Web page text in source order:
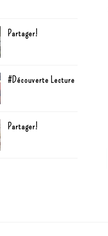
Partager!
#Découverte Lecture
Partager!